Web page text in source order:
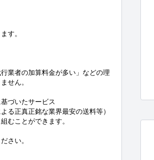
す。
業者の加算料金が多い」などの理
せん。
づいたサービス
る正真正銘な業界最安の送料等）
むことができます。
さい。